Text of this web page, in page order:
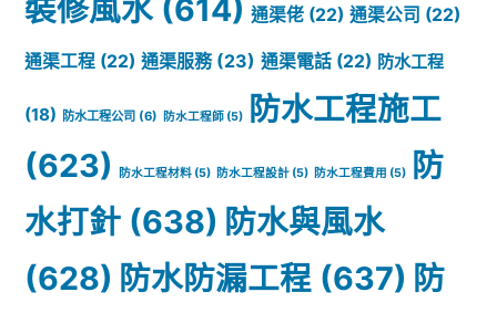
裝修風水(614) 通渠佬 (22) 通渠公司 (22)
通渠工程 (22) 通渠服務(23) 通渠電話 (22) 防水工程
(18) 防水工程公司 (6) 防水工程師 (5)
防水工程施工
(623)
防水工程材料 (5) 防水工程設計 (5) 防水工程費用 (5)
防
水打針 (638) 防水與風水
(628) 防水防漏工程 (637) 防